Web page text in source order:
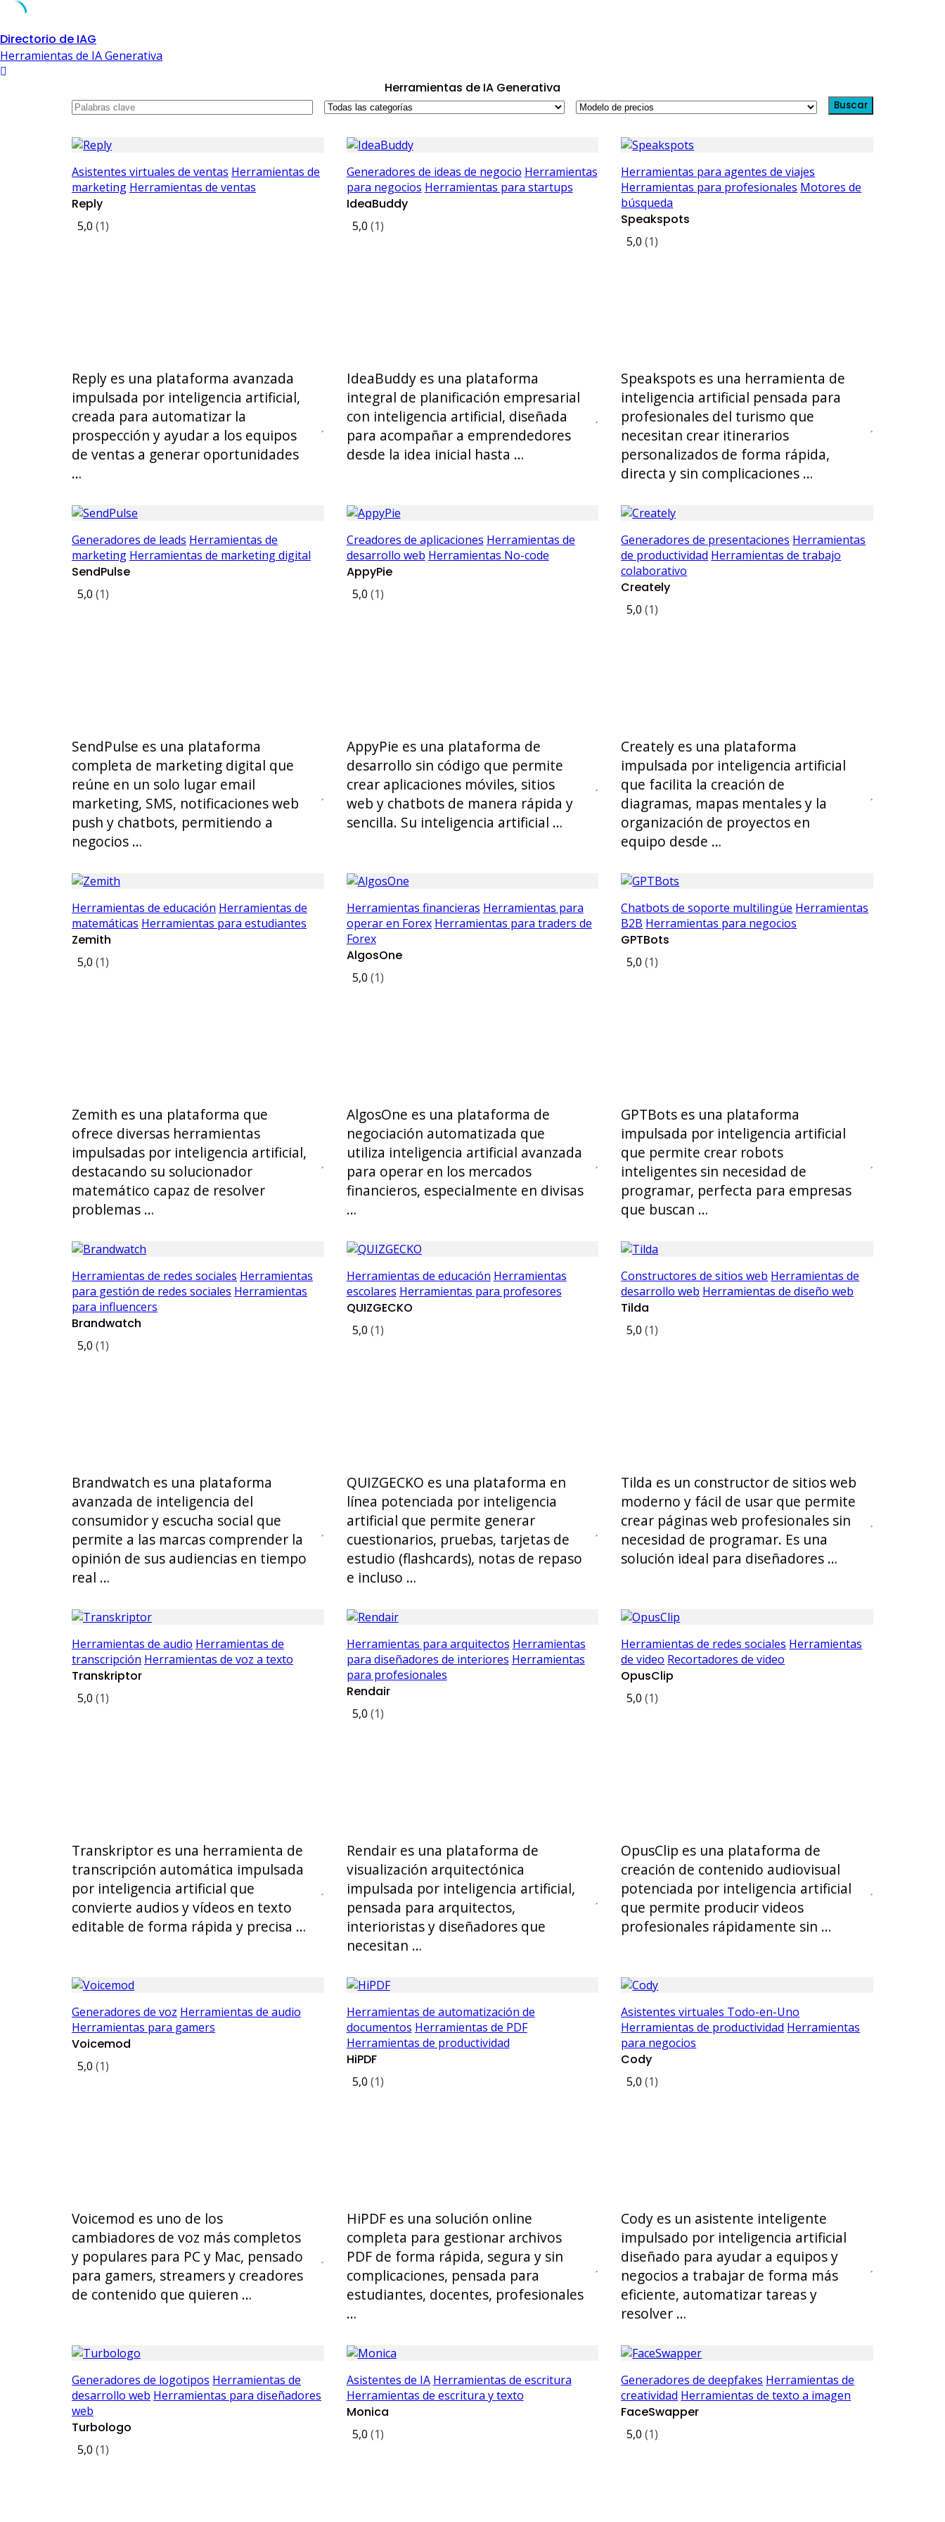
Skip
to
content
Directorio de IAG
Herramientas de IA Generativa
Herramientas de IA Generativa
Buscar
Asistentes virtuales de ventas Herramientas de
marketing Herramientas de ventas
Reply
5,0 (1)
Reply es una plataforma avanzada
impulsada por inteligencia artificial,
creada para automatizar la
prospección y ayudar a los equipos
de ventas a generar oportunidades
…
Generadores de ideas de negocio Herramientas
para negocios Herramientas para startups
IdeaBuddy
5,0 (1)
IdeaBuddy es una plataforma
integral de planificación empresarial
con inteligencia artificial, diseñada
para acompañar a emprendedores
desde la idea inicial hasta …
Herramientas para agentes de viajes
Herramientas para profesionales Motores de
búsqueda
Speakspots
5,0 (1)
Speakspots es una herramienta de
inteligencia artificial pensada para
profesionales del turismo que
necesitan crear itinerarios
personalizados de forma rápida,
directa y sin complicaciones …
Generadores de leads Herramientas de
marketing Herramientas de marketing digital
SendPulse
5,0 (1)
SendPulse es una plataforma
completa de marketing digital que
reúne en un solo lugar email
marketing, SMS, notificaciones web
push y chatbots, permitiendo a
negocios …
Creadores de aplicaciones Herramientas de
desarrollo web Herramientas No-code
AppyPie
5,0 (1)
AppyPie es una plataforma de
desarrollo sin código que permite
crear aplicaciones móviles, sitios
web y chatbots de manera rápida y
sencilla. Su inteligencia artificial …
Generadores de presentaciones Herramientas
de productividad Herramientas de trabajo
colaborativo
Creately
5,0 (1)
Creately es una plataforma
impulsada por inteligencia artificial
que facilita la creación de
diagramas, mapas mentales y la
organización de proyectos en
equipo desde …
Herramientas de educación Herramientas de
matemáticas Herramientas para estudiantes
Zemith
5,0 (1)
Zemith es una plataforma que
ofrece diversas herramientas
impulsadas por inteligencia artificial,
destacando su solucionador
matemático capaz de resolver
problemas …
Herramientas financieras Herramientas para
operar en Forex Herramientas para traders de
Forex
AlgosOne
5,0 (1)
AlgosOne es una plataforma de
negociación automatizada que
utiliza inteligencia artificial avanzada
para operar en los mercados
financieros, especialmente en divisas
…
Chatbots de soporte multilingüe Herramientas
B2B Herramientas para negocios
GPTBots
5,0 (1)
GPTBots es una plataforma
impulsada por inteligencia artificial
que permite crear robots
inteligentes sin necesidad de
programar, perfecta para empresas
que buscan …
Herramientas de redes sociales Herramientas
para gestión de redes sociales Herramientas
para influencers
Brandwatch
5,0 (1)
Brandwatch es una plataforma
avanzada de inteligencia del
consumidor y escucha social que
permite a las marcas comprender la
opinión de sus audiencias en tiempo
real …
Herramientas de educación Herramientas
escolares Herramientas para profesores
QUIZGECKO
5,0 (1)
QUIZGECKO es una plataforma en
línea potenciada por inteligencia
artificial que permite generar
cuestionarios, pruebas, tarjetas de
estudio (flashcards), notas de repaso
e incluso …
Constructores de sitios web Herramientas de
desarrollo web Herramientas de diseño web
Tilda
5,0 (1)
Tilda es un constructor de sitios web
moderno y fácil de usar que permite
crear páginas web profesionales sin
necesidad de programar. Es una
solución ideal para diseñadores …
Herramientas de audio Herramientas de
transcripción Herramientas de voz a texto
Transkriptor
5,0 (1)
Transkriptor es una herramienta de
transcripción automática impulsada
por inteligencia artificial que
convierte audios y vídeos en texto
editable de forma rápida y precisa …
Herramientas para arquitectos Herramientas
para diseñadores de interiores Herramientas
para profesionales
Rendair
5,0 (1)
Rendair es una plataforma de
visualización arquitectónica
impulsada por inteligencia artificial,
pensada para arquitectos,
interioristas y diseñadores que
necesitan …
Herramientas de redes sociales Herramientas
de video Recortadores de video
OpusClip
5,0 (1)
OpusClip es una plataforma de
creación de contenido audiovisual
potenciada por inteligencia artificial
que permite producir videos
profesionales rápidamente sin …
Generadores de voz Herramientas de audio
Herramientas para gamers
Voicemod
5,0 (1)
Voicemod es uno de los
cambiadores de voz más completos
y populares para PC y Mac, pensado
para gamers, streamers y creadores
de contenido que quieren …
Herramientas de automatización de
documentos Herramientas de PDF
Herramientas de productividad
HiPDF
5,0 (1)
HiPDF es una solución online
completa para gestionar archivos
PDF de forma rápida, segura y sin
complicaciones, pensada para
estudiantes, docentes, profesionales
…
Asistentes virtuales Todo-en-Uno
Herramientas de productividad Herramientas
para negocios
Cody
5,0 (1)
Cody es un asistente inteligente
impulsado por inteligencia artificial
diseñado para ayudar a equipos y
negocios a trabajar de forma más
eficiente, automatizar tareas y
resolver …
Generadores de logotipos Herramientas de
desarrollo web Herramientas para diseñadores
web
Turbologo
5,0 (1)
Asistentes de IA Herramientas de escritura
Herramientas de escritura y texto
Monica
5,0 (1)
Generadores de deepfakes Herramientas de
creatividad Herramientas de texto a imagen
FaceSwapper
5,0 (1)